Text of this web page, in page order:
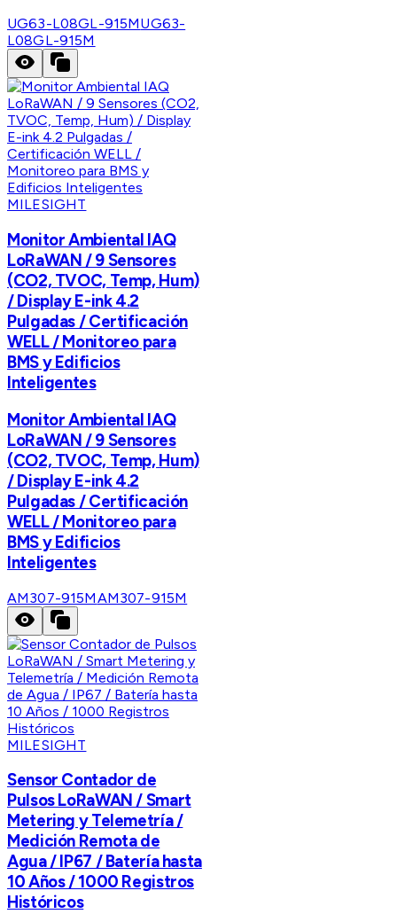
UG63-L08GL-915MUG63-
L08GL-915M
MILESIGHT
Monitor Ambiental IAQ
LoRaWAN / 9 Sensores
(CO2, TVOC, Temp, Hum)
/ Display E-ink 4.2
Pulgadas / Certificación
WELL / Monitoreo para
BMS y Edificios
Inteligentes
Monitor Ambiental IAQ
LoRaWAN / 9 Sensores
(CO2, TVOC, Temp, Hum)
/ Display E-ink 4.2
Pulgadas / Certificación
WELL / Monitoreo para
BMS y Edificios
Inteligentes
AM307-915MAM307-915M
MILESIGHT
Sensor Contador de
Pulsos LoRaWAN / Smart
Metering y Telemetría /
Medición Remota de
Agua / IP67 / Batería hasta
10 Años / 1000 Registros
Históricos